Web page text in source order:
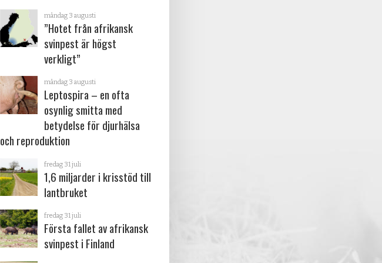
måndag 3 augusti
”Hotet från afrikansk
svinpest är högst
verkligt”
måndag 3 augusti
Leptospira – en ofta
osynlig smitta med
betydelse för djurhälsa
och reproduktion
fredag 31 juli
1,6 miljarder i krisstöd till
lantbruket
fredag 31 juli
Första fallet av afrikansk
svinpest i Finland